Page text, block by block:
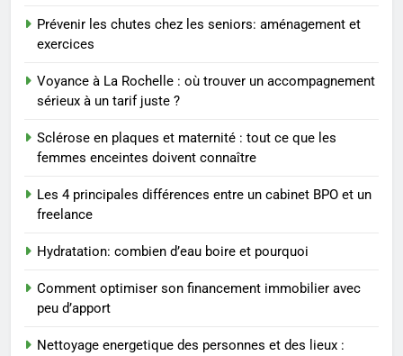
Les étapes clés pour créer une
ENTREPRISE
3
Maigrir efficacement grâce aux
conseils pratiques
BIEN ÊTRE
4
pour perdre du poids
Prévenir les chutes chez les seniors: aménagement et
exercices
Voyance à La Rochelle : où trouver un accompagnement
sérieux à un tarif juste ?
Sclérose en plaques et maternité : tout ce que les
femmes enceintes doivent connaître
Les 4 principales différences entre un cabinet BPO et un
freelance
Hydratation: combien d’eau boire et pourquoi
Comment optimiser son financement immobilier avec
peu d’apport
Nettoyage energetique des personnes et des lieux :